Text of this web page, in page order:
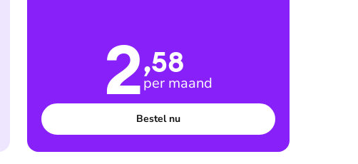
2,58
per maand
Bestel nu